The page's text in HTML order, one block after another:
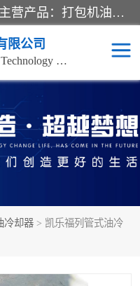
无锡凯乐福智能科技有限公司主营产品：打包机油泵、风冷式油冷却器、液压阀、液压泵、冷却器、过滤器及气动元器件。公司主导生产齿轮泵、齿轮马达、液压阀等产品。共计100多个系列、3000余种规格。覆盖了液压系统的动力元件、控制元件和执行元件，具备较强的成套供货、服务能力。
限公司
Wuxi Colourful Intelligent Technology Co., Ltd
冷却器 > 凯乐福列管式油冷
床冷却泵
片泵
向阀